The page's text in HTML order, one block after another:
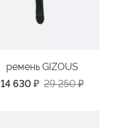
ремень GIZOUS
14 630 ₽ 29 250₽